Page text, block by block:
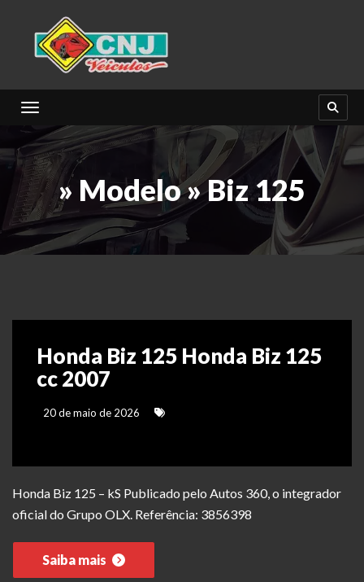
Toggle navigation
» Modelo » Biz 125
Honda Biz 125 Honda Biz 125
cc 2007
20 de maio de 2026
Honda Biz 125 – kS Publicado pelo Autos 360, o integrador
oficial do Grupo OLX. Referência: 3856398
Saiba mais